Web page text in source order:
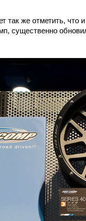
так же отметить, что
существенно